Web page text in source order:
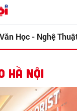
Văn Học - Nghệ
HÀ NỘI